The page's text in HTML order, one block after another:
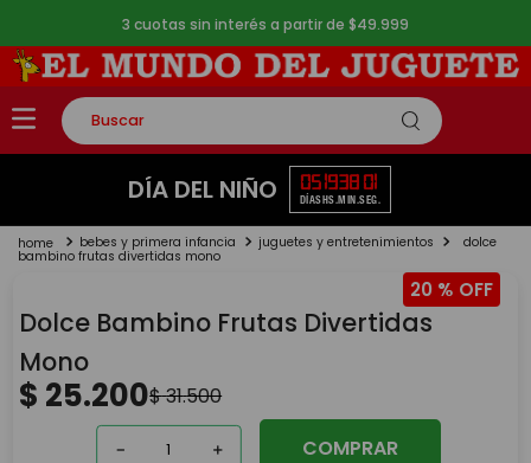
3 cuotas sin interés a partir de $49.999
Buscar
TÉRMINOS MÁS BUSCADOS
2.
lego
4.
monopatin
5. toy story
DÍA DEL NIÑO 05
DÍAS
19
HS.
38
MIN.
01
SEG.
bebes y primera infancia juguetes y entretenimientos dolce
bambino frutas divertidas mono
20 %
Dolce Bambino Frutas Divertidas
Mono
$ 25.200$31.500
＋
－ COMPRAR